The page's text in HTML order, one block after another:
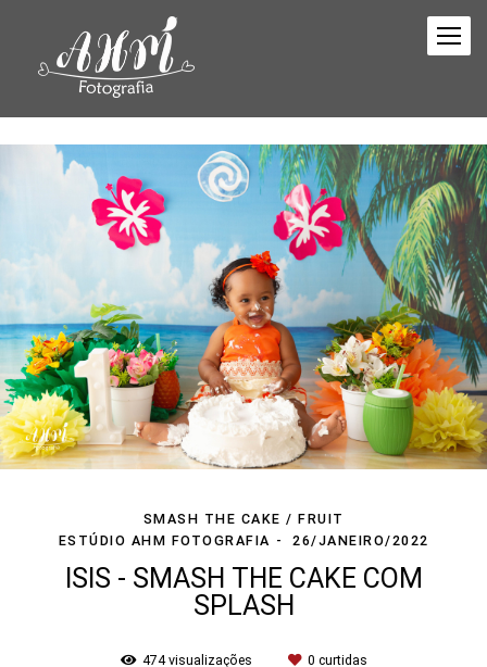
SMASH THE CAKE / FRUIT
ESTÚDIO AHM FOTOGRAFIA
26/JANEIRO/2022
ISIS - SMASH THE CAKE COM
SPLASH
474visualizações 0 curtidas